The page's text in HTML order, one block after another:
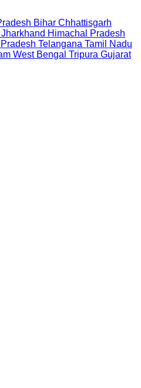
Bihar Chhattisgarh
Jharkhand Himachal Pradesh
Telangana Tamil Nadu
West Bengal Tripura Gujarat